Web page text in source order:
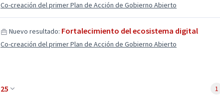
Co-creación del primer Plan de Acción de Gobierno Abierto
Nuevo resultado: Fortalecimiento del ecosistema digital
Co-creación del primer Plan de Acción de Gobierno Abierto
25 1